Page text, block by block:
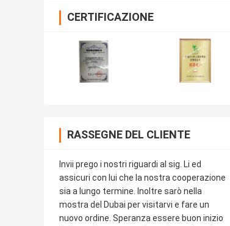
CERTIFICAZIONE
RASSEGNE DEL CLIENTE
Invii prego i nostri riguardi al sig. Li ed
assicuri con lui che la nostra cooperazione
sia a lungo termine. Inoltre sarò nella
mostra del Dubai per visitarvi e fare un
nuovo ordine. Speranza essere buon inizio